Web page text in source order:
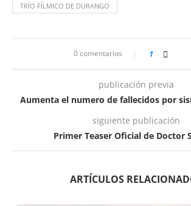
TRÍO FÍLMICO DE DURANGO
0 comentarios 1
publicación previa
Aumenta el numero de fallecidos por
siguiente publicación
Primer Teaser Oficial de Doctor
ARTÍCULOS